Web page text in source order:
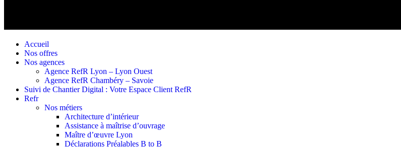
Accueil
Nos offres
Nos agences
Agence RefR Lyon – Lyon Ouest
Agence RefR Chambéry – Savoie
Suivi de Chantier Digital : Votre Espace Client RefR
Refr
Nos métiers
Architecture d’intérieur
Assistance à maîtrise d’ouvrage
Maître d’œuvre Lyon
Déclarations Préalables B to B